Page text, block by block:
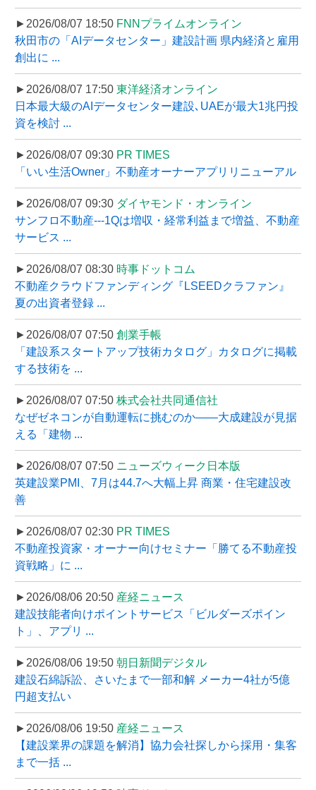
►2026/08/07 18:50 FNNプライムオンライン
秋田市の「AIデータセンター」建設計画 県内経済と雇用
創出に ...
►2026/08/07 17:50 東洋経済オンライン
日本最大級のAIデータセンター建設､UAEが最大1兆円投
資を検討 ...
►2026/08/07 09:30 PR TIMES
「いい生活Owner」不動産オーナーアプリリニューアル
►2026/08/07 09:30 ダイヤモンド・オンライン
サンフロ不動産---1Qは増収・経常利益まで増益、不動産
サービス ...
►2026/08/07 08:30 時事ドットコム
不動産クラウドファンディング『LSEEDクラファン』
夏の出資者登録 ...
►2026/08/07 07:50 創業手帳
「建設系スタートアップ技術カタログ」カタログに掲載
する技術を ...
►2026/08/07 07:50 株式会社共同通信社
なぜゼネコンが自動運転に挑むのか――大成建設が見据
える「建物 ...
►2026/08/07 07:50 ニューズウィーク日本版
英建設業PMI、7月は44.7へ大幅上昇 商業・住宅建設改
善
►2026/08/07 02:30 PR TIMES
不動産投資家・オーナー向けセミナー「勝てる不動産投
資戦略」に ...
►2026/08/06 20:50 産経ニュース
建設技能者向けポイントサービス「ビルダーズポイン
ト」、アプリ ...
►2026/08/06 19:50 朝日新聞デジタル
建設石綿訴訟、さいたまで一部和解 メーカー4社が5億
円超支払い
►2026/08/06 19:50 産経ニュース
【建設業界の課題を解消】協力会社探しから採用・集客
まで一括 ...